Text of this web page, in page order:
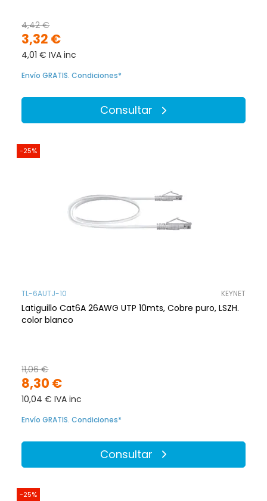
3,32 €
4,42 €
4,01 € IVA inc
Envío GRATIS. Condiciones*
Consultar
-25%
TL-6AUTJ-10 KEYNET
Latiguillo Cat6A 26AWG UTP 10mts, Cobre puro, LSZH.
color blanco
8,30 €
11,06 €
10,04 € IVA inc
Envío GRATIS. Condiciones*
Consultar
-25%